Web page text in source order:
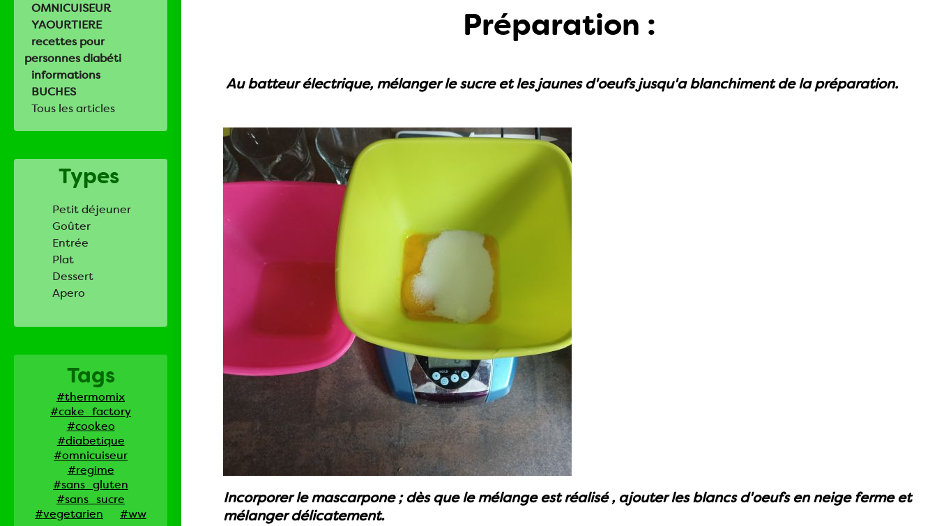
OMNICUISEUR
YAOURTIERE
recettes pour
personnes diabéti
informations
BUCHES
Tous les articles
Types
Petit déjeuner
Goûter
Entrée
Plat
Dessert
Apero
Tags
#thermomix
#cake_factory
#cookeo
#diabetique
#omnicuiseur
#regime
#sans_gluten
#sans_sucre
#vegetarien
#ww
Préparation :
Au batteur électrique, mélanger le sucre et les jaunes d'oeufs jusqu'a blanchiment de la préparation.
Incorporer le mascarpone ; dès que le mélange est réalisé , ajouter les blancs d'oeufs en neige ferme et
mélanger délicatement.